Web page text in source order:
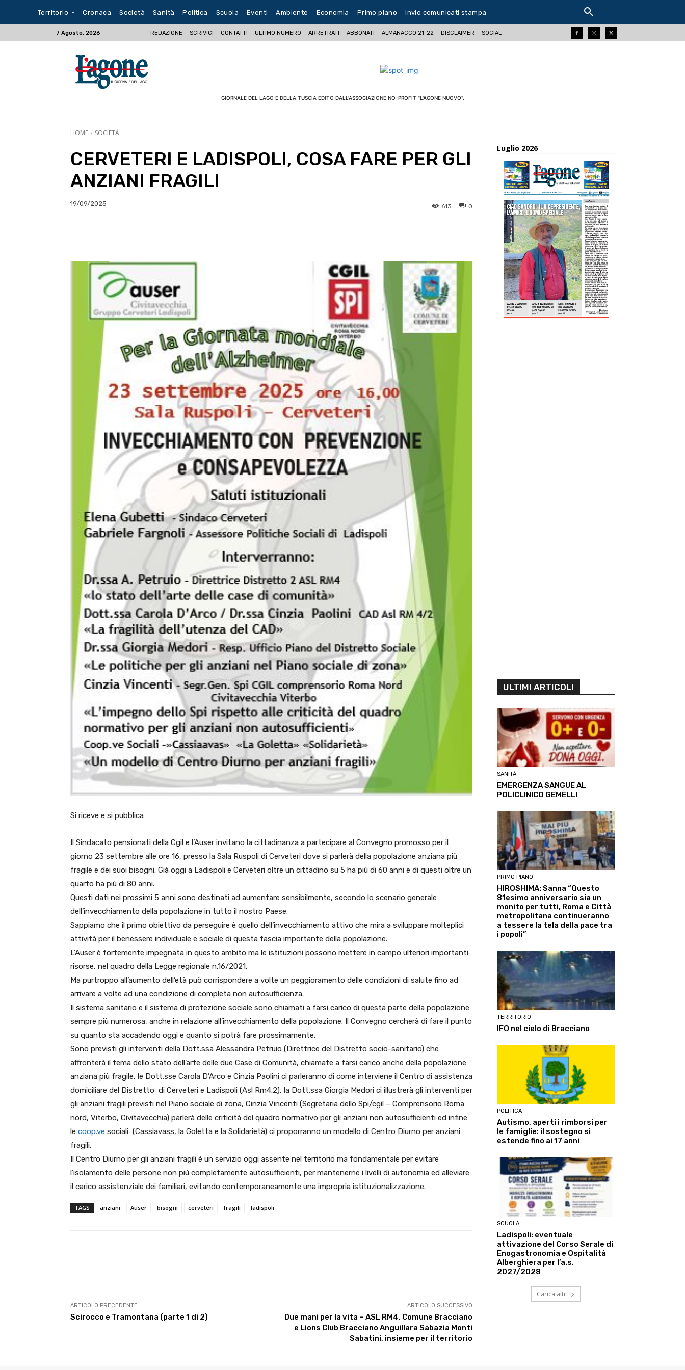
Territorio Cronaca Società Sanità Politica Scuola Eventi Ambiente Economia Primo piano Invio comunicati stampa
7 Agosto, 2026 REDAZIONE SCRIVICI CONTATTI ULTIMO NUMERO ARRETRATI ABBÒNATI ALMANACCO 21-22 DISCLAIMER SOCIAL
GIORNALE DEL LAGO E DELLA TUSCIA EDITO DALL'ASSOCIAZIONE NO-PROFIT "L'AGONE NUOVO".
HOME SOCIETÀ
CERVETERI E LADISPOLI, COSA FARE PER GLI
ANZIANI FRAGILI
19/09/2025 0
613
Tumblr Telegram
Si riceve e si pubblica
Il Sindacato pensionati della Cgil e l’Auser invitano la cittadinanza a partecipare al Convegno promosso per il
giorno 23 settembre alle ore 16, presso la Sala Ruspoli di Cerveteri dove si parlerà della popolazione anziana più
fragile e dei suoi bisogni. Già oggi a Ladispoli e Cerveteri oltre un cittadino su 5 ha più di 60 anni e di questi oltre un
quarto ha più di 80 anni.
Questi dati nei prossimi 5 anni sono destinati ad aumentare sensibilmente, secondo lo scenario generale
dell’invecchiamento della popolazione in tutto il nostro Paese.
Sappiamo che il primo obiettivo da perseguire è quello dell’invecchiamento attivo che mira a sviluppare molteplici
attività per il benessere individuale e sociale di questa fascia importante della popolazione.
L’Auser è fortemente impegnata in questo ambito ma le istituzioni possono mettere in campo ulteriori importanti
risorse, nel quadro della Legge regionale n.16/2021.
Ma purtroppo all’aumento dell’età può corrispondere a volte un peggioramento delle condizioni di salute fino ad
arrivare a volte ad una condizione di completa non autosufficienza.
Il sistema sanitario e il sistema di protezione sociale sono chiamati a farsi carico di questa parte della popolazione
sempre più numerosa, anche in relazione all’invecchiamento della popolazione. Il Convegno cercherà di fare il punto
su quanto sta accadendo oggi e quanto si potrà fare prossimamente.
Sono previsti gli interventi della Dott.ssa Alessandra Petruio (Direttrice del Distretto socio-sanitario) che
affronterà il tema dello stato dell’arte delle due Case di Comunità, chiamate a farsi carico anche della popolazione
anziana più fragile, le Dott.sse Carola D’Arco e Cinzia Paolini ci parleranno di come interviene il Centro di assistenza
domiciliare del Distretto di Cerveteri e Ladispoli (Asl Rm4.2), la Dott.ssa Giorgia Medori ci illustrerà gli interventi per
gli anziani fragili previsti nel Piano sociale di zona, Cinzia Vincenti (Segretaria dello Spi/cgil – Comprensorio Roma
nord, Viterbo, Civitavecchia) parlerà delle criticità del quadro normativo per gli anziani non autosufficienti ed infine
le coop.ve sociali (Cassiavass, la Goletta e la Solidarietà) ci proporranno un modello di Centro Diurno per anziani
fragili.
Il Centro Diurno per gli anziani fragili è un servizio oggi assente nel territorio ma fondamentale per evitare
l’isolamento delle persone non più completamente autosufficienti, per mantenerne i livelli di autonomia ed alleviare
il carico assistenziale dei familiari, evitando contemporaneamente una impropria istituzionalizzazione.
TAGS anziani Auser bisogni cerveteri fragili ladispoli
Linkedin ReddIt
ARTICOLO PRECEDENTE
Scirocco e Tramontana (parte 1 di 2)
ARTICOLO SUCCESSIVO
Due mani per la vita – ASL RM4, Comune Bracciano
e Lions Club Bracciano Anguillara Sabazia Monti
Sabatini, insieme per il territorio
Luglio 2026
ULTIMI ARTICOLI
SANITÀ
EMERGENZA SANGUE AL
POLICLINICO GEMELLI
PRIMO PIANO
HIROSHIMA: Sanna “Questo
81esimo anniversario sia un
monito per tutti, Roma e Città
metropolitana continueranno
a tessere la tela della pace tra
i popoli”
TERRITORIO
IFO nel cielo di Bracciano
POLITICA
Autismo, aperti i rimborsi per
le famiglie: il sostegno si
estende fino ai 17 anni
SCUOLA
Ladispoli: eventuale
attivazione del Corso Serale di
Enogastronomia e Ospitalità
Alberghiera per l’a.s.
2027/2028
Carica altri